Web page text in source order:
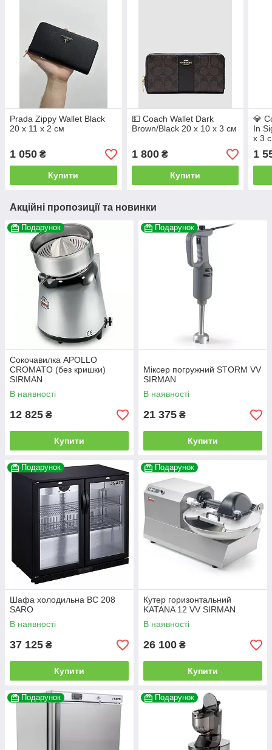
Prada Zippy Wallet Black
20 х 11 х 2 см
1 050 ₴
Купити
💵 Coach Wallet Dark
Brown/Black 20 х 10 х 3 см
1 800₴
Купити
💎
In
х 3
1
Акційні пропозиції та новинки
Подарунок
Сокочавилка APOLLO
CROMATO (без кришки)
SIRMAN
В наявності
12 825 ₴
Купити
Подарунок
Міксер погружний STORM VV
SIRMAN
В наявності
21 375 ₴
Купити
Подарунок
Шафа холодильна BC 208
SARO
В наявності
37 125 ₴
Купити
Подарунок
Кутер горизонтальний
KATANA 12 VV SIRMAN
В наявності
26 100 ₴
Купити
Подарунок Подарунок